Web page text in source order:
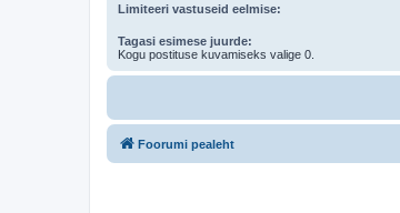
Limiteeri vastuseid eelmise:
Tagasi esimese juurde:
Kogu postituse kuvamiseks valige 0.
Foorumi pealeht